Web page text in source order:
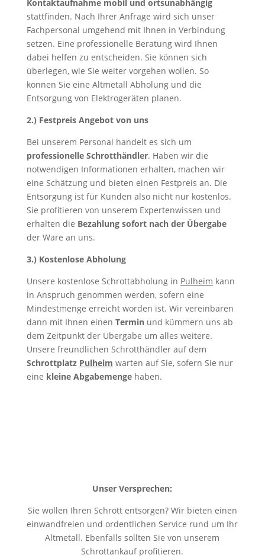
Kontaktaufnahme mobil und ortsunabhängig
stattfinden. Nach Ihrer Anfrage wird sich unser
Fachpersonal umgehend mit Ihnen in Verbindung
setzen. Eine professionelle Beratung wird Ihnen
dabei helfen zu entscheiden. Sie können sich
überlegen, wie Sie weiter vorgehen wollen. So
können Sie eine Altmetall Abholung und die
Entsorgung von Elektrogeräten planen.
2.) Festpreis Angebot von uns
Bei unserem Personal handelt es sich um
professionelle Schrotthändler. Haben wir die
notwendigen Informationen erhalten, machen wir
eine Schätzung und bieten einen Festpreis an. Die
Entsorgung ist für Kunden also nicht nur kostenlos.
Sie profitieren von unserem Expertenwissen und
erhalten die Bezahlung sofort nach der Übergabe
der Ware an uns.
3.) Kostenlose Abholung
Unsere kostenlose Schrottabholung in Pulheim kann
in Anspruch genommen werden, sofern eine
Mindestmenge erreicht worden ist. Wir vereinbaren
dann mit Ihnen einen Terminund kümmern uns ab
dem Zeitpunkt der Übergabe um alles weitere.
Unsere freundlichen Schrotthändler auf dem
Schrottplatz Pulheim warten auf Sie, sofern Sie nur
eine kleine Abgabemengehaben.
Unser Versprechen:
Sie wollen Ihren Schrott entsorgen? Wir bieten einen
einwandfreien und ordentlichen Service rund um Ihr
Altmetall. Ebenfalls sollten Sie von unserem
Schrottankauf profitieren.